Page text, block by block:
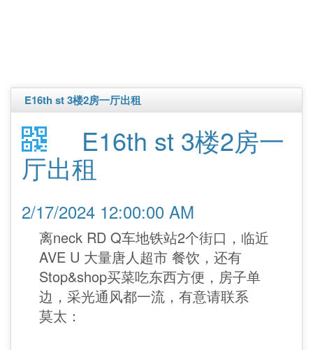
E16th st 3楼2房一厅出租
E16th st 3楼2房一
厅出租
2/17/2024 12:00:00 AM
离neck RD Q车地铁站2个街口，临近
AVE U 大量唐人超市 餐饮，还有
Stop&shop买菜吃东西方便，房子单
边，采光通风都一流，有意请联系
莫太：